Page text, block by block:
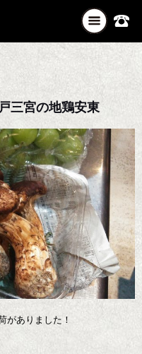
ナ
ビ
ゲ
シ
ン
を
切
り
替
三宮の地鶏安東
がありました！